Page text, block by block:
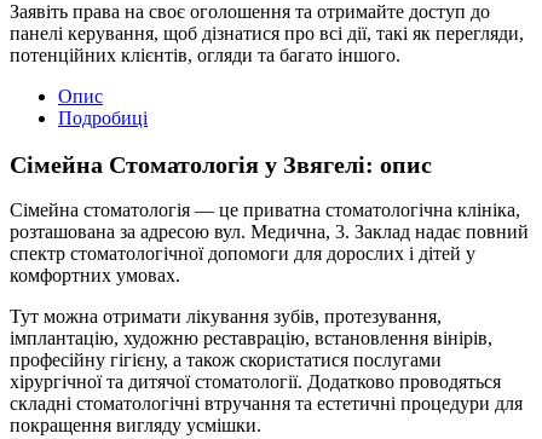
Заявіть права на своє оголошення та отримайте доступ до
панелі керування, щоб дізнатися про всі дії, такі як перегляди,
потенційних клієнтів, огляди та багато іншого.
Опис
Подробиці
Сімейна Стоматологія у Звягелі: опис
Сімейна стоматологія — це приватна стоматологічна клініка,
розташована за адресою вул. Медична, 3. Заклад надає повний
спектр стоматологічної допомоги для дорослих і дітей у
комфортних умовах.
Тут можна отримати лікування зубів, протезування,
імплантацію, художню реставрацію, встановлення вінірів,
професійну гігієну, а також скористатися послугами
хірургічної та дитячої стоматології. Додатково проводяться
складні стоматологічні втручання та естетичні процедури для
покращення вигляду усмішки.